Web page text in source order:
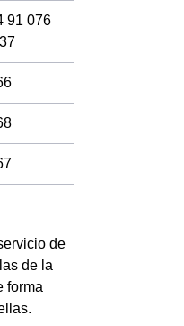
91 076
de
de la
forma